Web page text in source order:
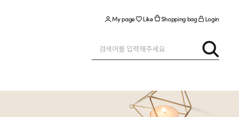
My page Like Shopping bag Login